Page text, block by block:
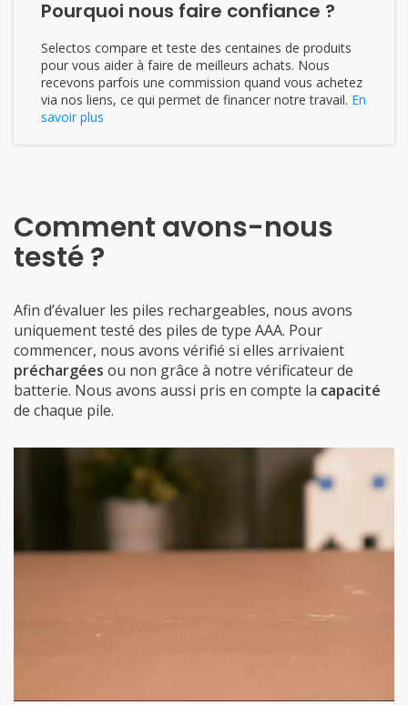
Pourquoi nous faire confiance ?
Selectos compare et teste des centaines de produits
pour vous aider à faire de meilleurs achats. Nous
recevons parfois une commission quand vous achetez
via nos liens, ce qui permet de financer notre travail. En
savoir plus
Comment avons-nous
testé ?
Afin d’évaluer les piles rechargeables, nous avons
uniquement testé des piles de type AAA. Pour
commencer, nous avons vérifié si elles arrivaient
préchargées ou non grâce à notre vérificateur de
batterie. Nous avons aussi pris en compte la capacité
de chaque pile.